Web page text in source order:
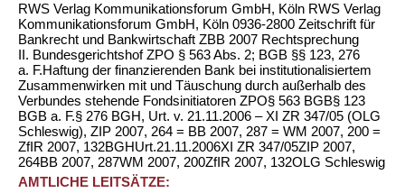
RWS Verlag Kommunikationsforum GmbH, Köln RWS Verlag
Kommunikationsforum GmbH, Köln 0936-2800 Zeitschrift für
Bankrecht und Bankwirtschaft ZBB 2007 Rechtsprechung
II. Bundesgerichtshof ZPO § 563 Abs. 2; BGB §§ 123, 276
a. F.Haftung der finanzierenden Bank bei institutionalisiertem
Zusammenwirken mit und Täuschung durch außerhalb des
Verbundes stehende Fondsinitiatoren ZPO§ 563 BGB§ 123
BGB a. F.§ 276 BGH, Urt. v. 21.11.2006 – XI ZR 347/05 (OLG
Schleswig), ZIP 2007, 264 = BB 2007, 287 = WM 2007, 200 =
ZfIR 2007, 132BGHUrt.21.11.2006XI ZR 347/05ZIP 2007,
264BB 2007, 287WM 2007, 200ZfIR 2007, 132OLG Schleswig
AMTLICHE LEITSÄTZE: